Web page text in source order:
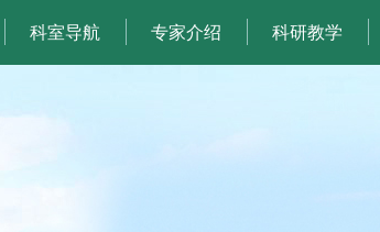
科室导航 专家介绍 科研教学